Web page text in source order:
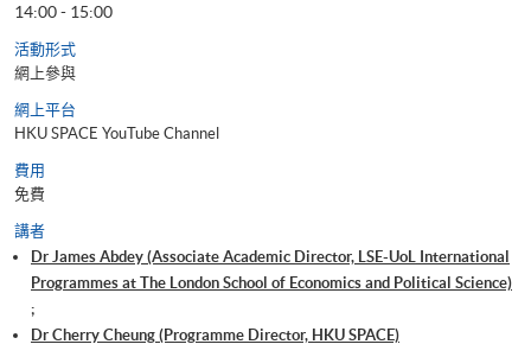
14:00 - 15:00
活動形式
網上參與
網上平台
HKU SPACE YouTube Channel
費用
免費
講者
Dr James Abdey (Associate Academic Director, LSE-UoL International
Programmes at The London School of Economics and Political Science)
;
Dr Cherry Cheung (Programme Director, HKU SPACE)